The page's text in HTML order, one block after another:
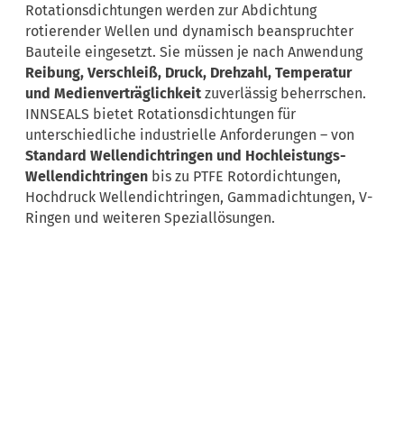
Rotationsdichtungen werden zur Abdichtung
rotierender Wellen und dynamisch beanspruchter
Bauteile eingesetzt. Sie müssen je nach Anwendung
Reibung, Verschleiß, Druck, Drehzahl, Temperatur
und Medienverträglichkeit zuverlässig beherrschen.
INNSEALS bietet Rotationsdichtungen für
unterschiedliche industrielle Anforderungen – von
Standard Wellendichtringen und Hochleistungs-
Wellendichtringen bis zu PTFE Rotordichtungen,
Hochdruck Wellendichtringen, Gammadichtungen, V-
Ringen und weiteren Speziallösungen.